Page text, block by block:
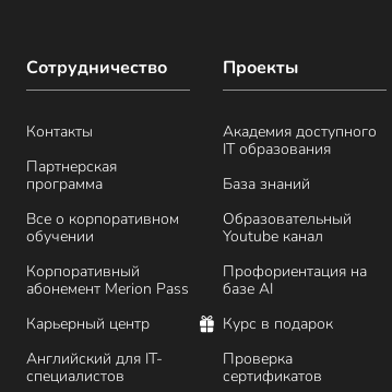
Сотрудничество
Контакты
Партнерская
программа
Все о корпоративном
обучении
Корпоративный
абонемент Merion Pass
Карьерный центр
Английский для IT-
специалистов
Проекты
Академия доступного
IT образования
База знаний
Образовательный
Youtube канал
Профориентация на
базе AI
Курс в подарок
Проверка
сертификатов